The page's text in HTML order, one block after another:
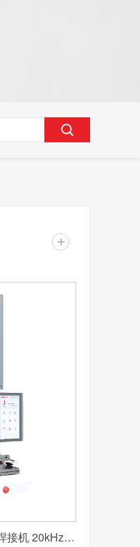
+
灵高伺服超声波塑料焊接机 20kHz 2000/3000W K3000 Servo